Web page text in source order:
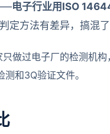
电子行业用ISO
定方法有差异，搞混了
只做过电子厂的检测机
和3Q验证文件。